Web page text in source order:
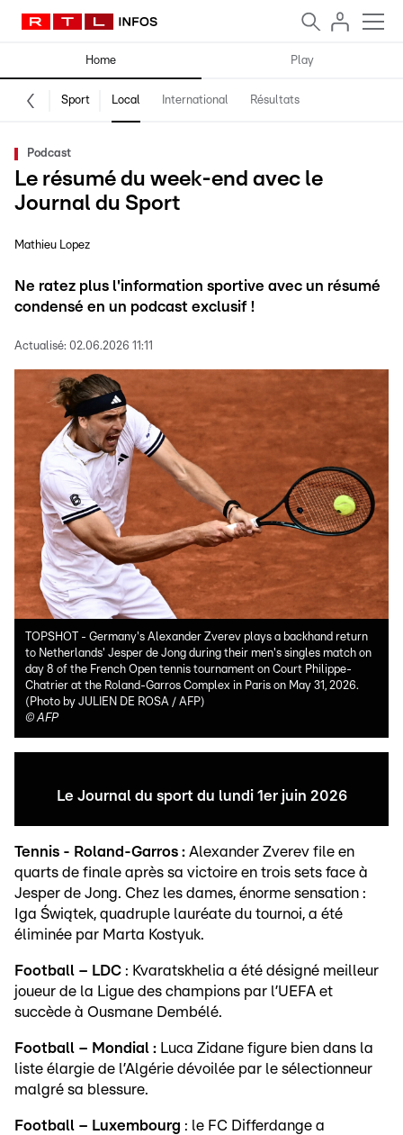
Home Play
Sport Local International Résultats
Podcast
Le résumé du week-end avec le
Journal du Sport
Mathieu Lopez
Ne ratez plus l'information sportive avec un résumé
condensé en un podcast exclusif !
Actualisé: 02.06.2026 11:11
TOPSHOT - Germany's Alexander Zverev plays a backhand return
to Netherlands' Jesper de Jong during their men's singles match on
day 8 of the French Open tennis tournament on Court Philippe-
Chatrier at the Roland-Garros Complex in Paris on May 31, 2026.
(Photo by JULIEN DE ROSA / AFP)
©AFP
Le Journal du sport du lundi 1er juin 2026
Tennis - Roland-Garros : Alexander Zverev file en
quarts de finale après sa victoire en trois sets face à
Jesper de Jong. Chez les dames, énorme sensation :
Iga Świątek, quadruple lauréate du tournoi, a été
éliminée par Marta Kostyuk.
Football – LDC : Kvaratskhelia a été désigné meilleur
joueur de la Ligue des champions par l’UEFA et
succède à Ousmane Dembélé.
Football – Mondial : Luca Zidane figure bien dans la
liste élargie de l’Algérie dévoilée par le sélectionneur
malgré sa blessure.
Football – Luxembourg : le FC Differdange a